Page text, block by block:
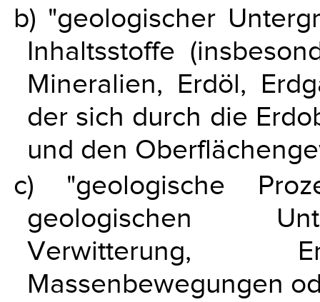
b) "geologischer
Inhaltsstoffe
Mineralien, Erdöl,
der sich durch die
und den
c) "geologische
geologischen
Verwitterung,
Massenbewegungen